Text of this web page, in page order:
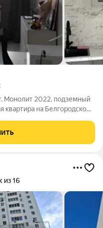
Монолит 2022, подземный
квартира на Белгородском
есть парковочное
из 16